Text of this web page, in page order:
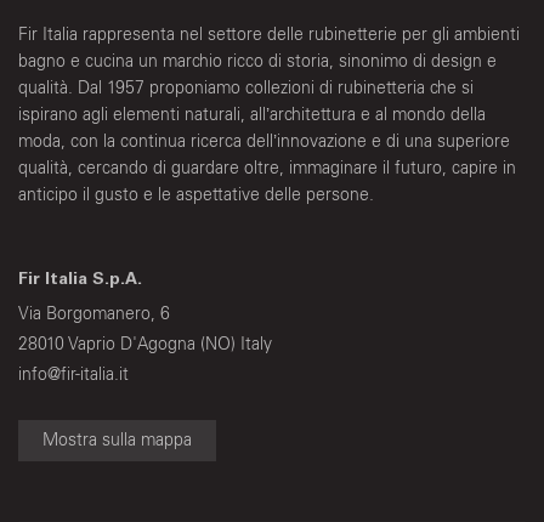
Fir Italia rappresenta nel settore delle rubinetterie per gli ambienti
bagno e cucina un marchio ricco di storia, sinonimo di design e
qualità. Dal 1957 proponiamo collezioni di rubinetteria che si
ispirano agli elementi naturali, all’architettura e al mondo della
moda, con la continua ricerca dell’innovazione e di una superiore
qualità, cercando di guardare oltre, immaginare il futuro, capire in
anticipo il gusto e le aspettative delle persone.
Fir Italia S.p.A.
Via Borgomanero, 6
28010 Vaprio D'Agogna (NO) Italy
info@fir-italia.it
Mostra sulla mappa